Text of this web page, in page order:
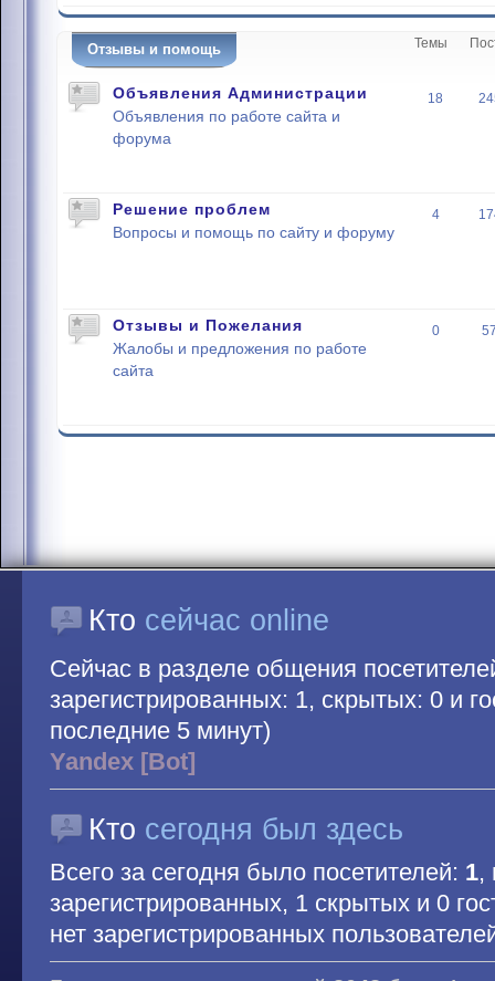
Отзывы и помощь Темы
Объявления Администрации
Объявления по работе сайта и
форума
18
Решение проблем
Вопросы и помощь по сайту и форуму
4
Отзывы и Пожелания
Жалобы и предложения по работе
сайта
0
Кто сейчас online
Сейчас в разделе общения
зарегистрированных: 1, скрытых: 0 и
последние 5 минут)
Yandex [Bot]
Кто сегодня был здесь
Всего за сегодня было посетителей: 1,
зарегистрированных, 1 скрытых и 0
нет зарегистрированных